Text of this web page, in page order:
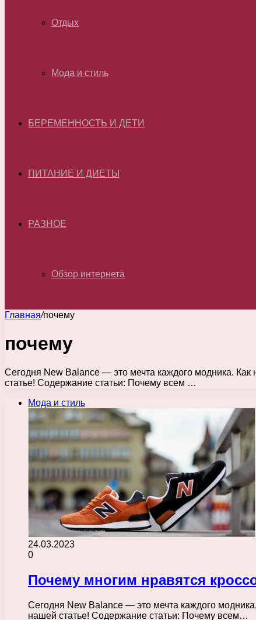
Отдых
Мода и стиль
БЕРЕМЕННОСТЬ И ДЕТИ
ПИТАНИЕ И ДИЕТЫ
РАЗНОЕ
Обзор интернета
Главная/почему
почему
Сегодня New Balance — это мечта каждого модника. Как
статье! Содержание статьи: Почему всем …
Мода и стиль
24.03.2023
0
Почему многим нравятся
Сегодня New Balance — это мечта каждого
нашей статье! Содержание статьи: Почему всем…